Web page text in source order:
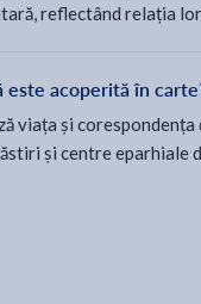
reflectând relația
este acoperită în
viața și
și centre eparhiale